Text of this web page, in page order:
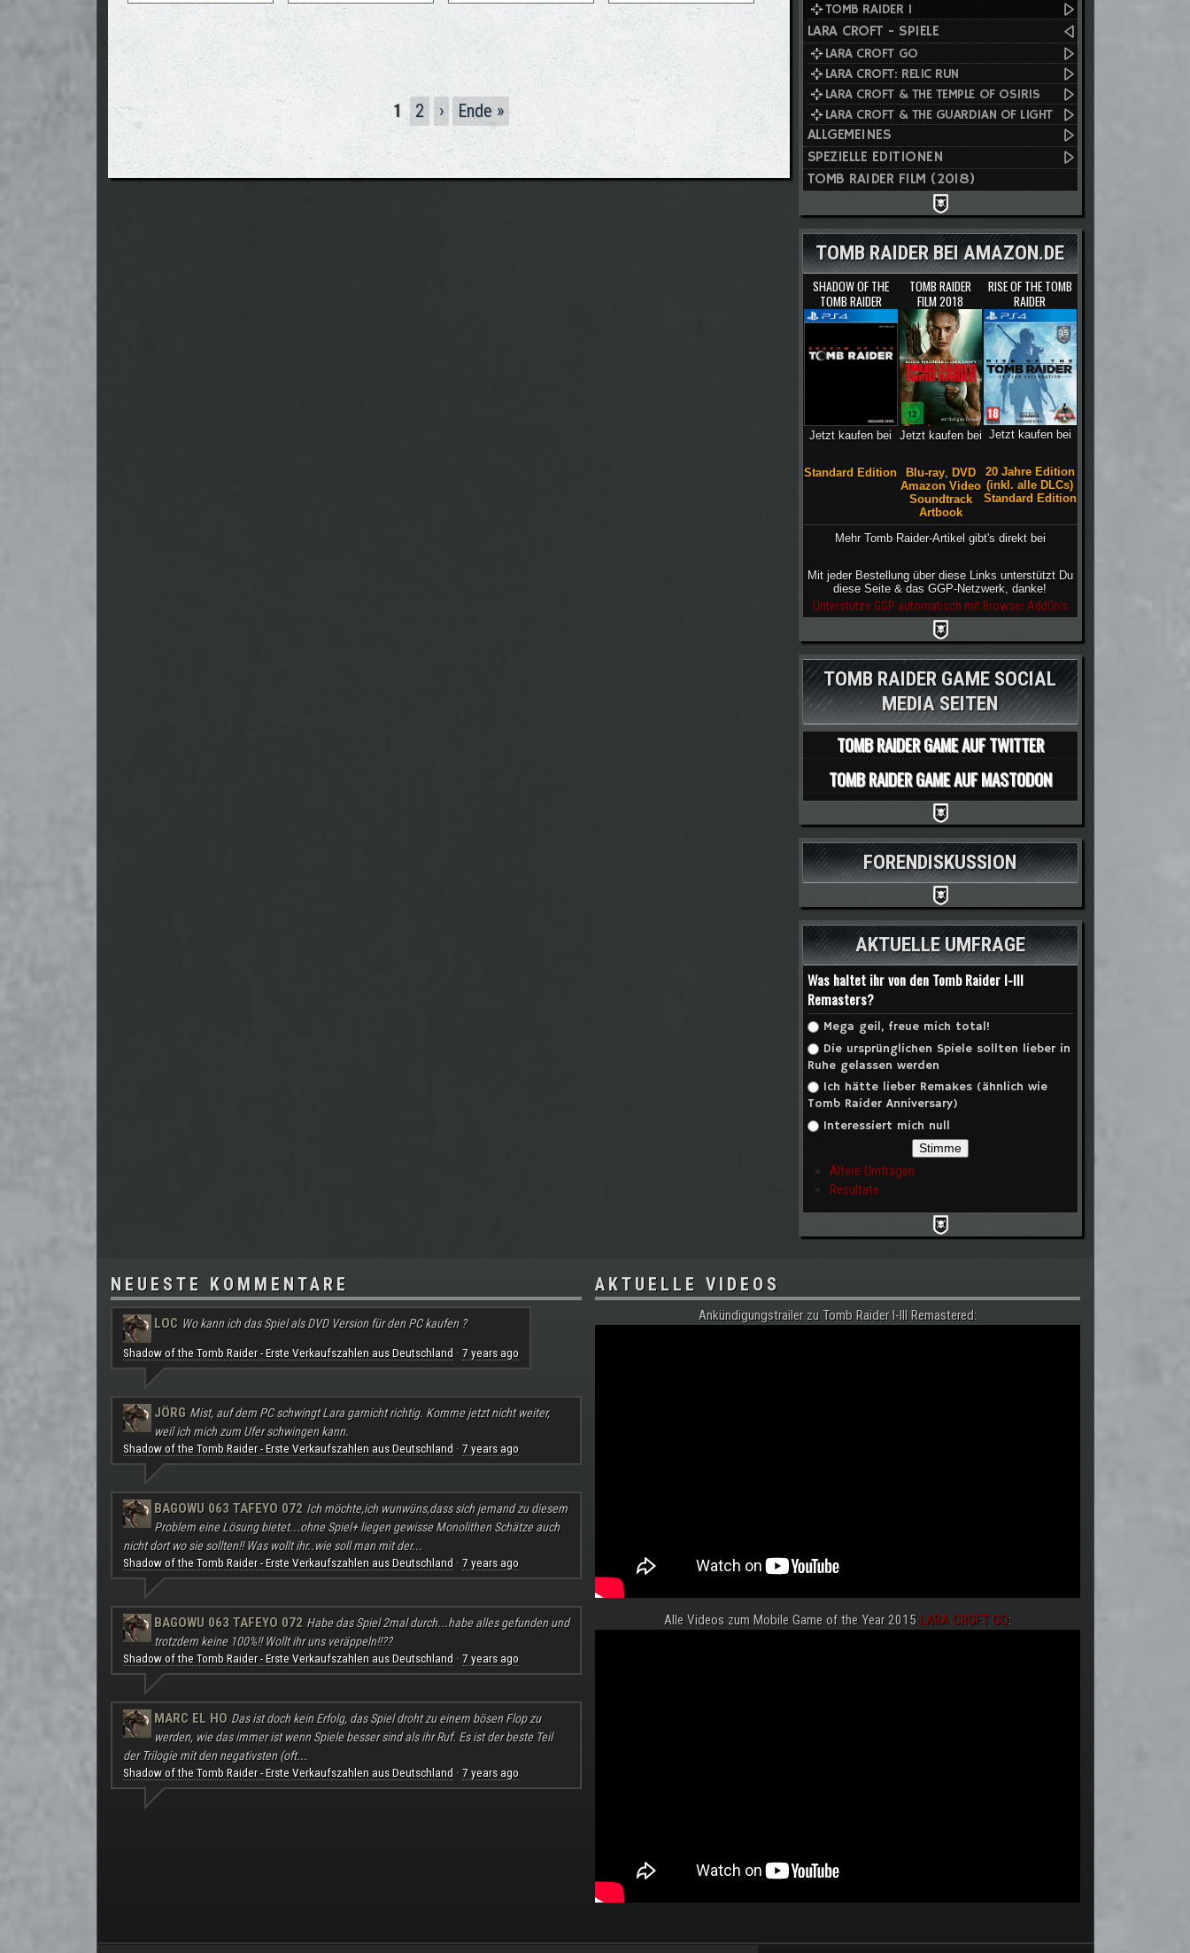
Seiten
1 2 › Ende »
TOMB RAIDER I
LARA CROFT - SPIELE
LARA CROFT GO
LARA CROFT: RELIC RUN
LARA CROFT & THE TEMPLE OF OSIRIS
LARA CROFT & THE GUARDIAN OF LIGHT
ALLGEMEINES
SPEZIELLE EDITIONEN
TOMB RAIDER FILM (2018)
TOMB RAIDER BEI AMAZON.DE
SHADOW OF THE
TOMB RAIDER
Jetzt kaufen bei
Standard Edition
TOMB RAIDER
FILM 2018
Jetzt kaufen bei
Blu-ray, DVD
Amazon Video
Soundtrack
Artbook
RISE OF THE TOMB
RAIDER
Jetzt kaufen bei
20 Jahre Edition
(inkl. alle DLCs)
Standard Edition
Mehr Tomb Raider-Artikel gibt's direkt bei
Mit jeder Bestellung über diese Links unterstützt Du
diese Seite & das GGP-Netzwerk, danke!
Unterstütze GGP automatisch mit Browser AddOn's
TOMB RAIDER GAME SOCIAL
MEDIA SEITEN
TOMB RAIDER GAME AUF TWITTER
TOMB RAIDER GAME AUF MASTODON
FORENDISKUSSION
AKTUELLE UMFRAGE
Was haltet ihr von den Tomb Raider I-III
Remasters?
Auswahlmöglichkeiten
Mega geil, freue mich total!
Die ursprünglichen Spiele sollten lieber in
Ruhe gelassen werden
Ich hätte lieber Remakes (ähnlich wie
Tomb Raider Anniversary)
Interessiert mich null
Ältere Umfragen
Resultate
NEUESTE KOMMENTARE
LOC Wo kann ich das Spiel als DVD Version für den PC kaufen ?
Shadow of the Tomb Raider - Erste Verkaufszahlen aus Deutschland · 7 years ago
JÖRG Mist, auf dem PC schwingt Lara garnicht richtig. Komme jetzt nicht weiter,
weil ich mich zum Ufer schwingen kann.
Shadow of the Tomb Raider - Erste Verkaufszahlen aus Deutschland · 7 years ago
BAGOWU 063 TAFEYO 072 Ich möchte,ich wunwüns,dass sich jemand zu diesem
Problem eine Lösung bietet...ohne Spiel+ liegen gewisse Monolithen Schätze auch
nicht dort wo sie sollten!! Was wollt ihr..wie soll man mit der...
Shadow of the Tomb Raider - Erste Verkaufszahlen aus Deutschland · 7 years ago
BAGOWU 063 TAFEYO 072 Habe das Spiel 2mal durch...habe alles gefunden und
trotzdem keine 100%!! Wollt ihr uns veräppeln!!??
Shadow of the Tomb Raider - Erste Verkaufszahlen aus Deutschland · 7 years ago
MARC EL HO Das ist doch kein Erfolg, das Spiel droht zu einem bösen Flop zu
werden, wie das immer ist wenn Spiele besser sind als ihr Ruf. Es ist der beste Teil
der Trilogie mit den negativsten (oft...
Shadow of the Tomb Raider - Erste Verkaufszahlen aus Deutschland · 7 years ago
AKTUELLE VIDEOS
Ankündigungstrailer zu Tomb Raider I-III Remastered:
Alle Videos zum Mobile Game of the Year 2015 LARA CROFT GO:
.